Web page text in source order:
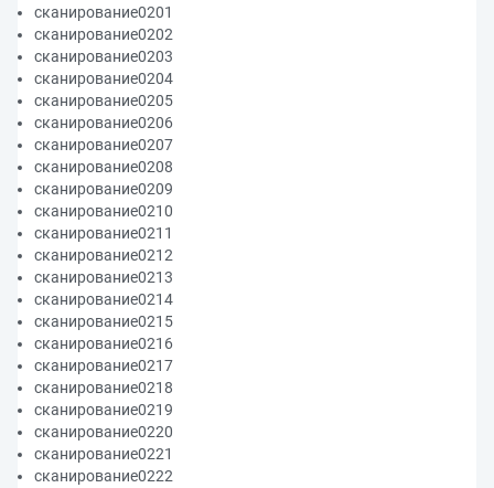
сканирование0201
сканирование0202
сканирование0203
сканирование0204
сканирование0205
сканирование0206
сканирование0207
сканирование0208
сканирование0209
сканирование0210
сканирование0211
сканирование0212
сканирование0213
сканирование0214
сканирование0215
сканирование0216
сканирование0217
сканирование0218
сканирование0219
сканирование0220
сканирование0221
сканирование0222